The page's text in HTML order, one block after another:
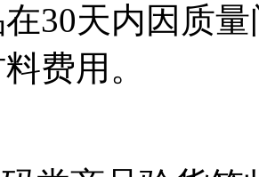
30天内因质
费用。